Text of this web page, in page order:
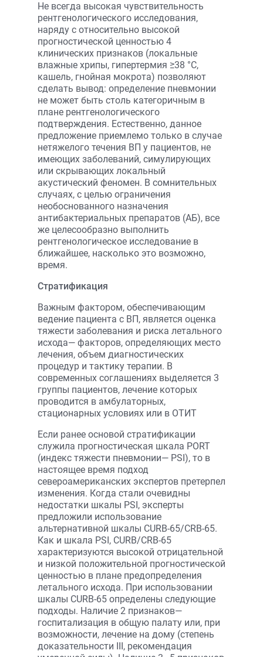
Не всегда высокая чувствительность
рентгенологического исследования,
наряду с относительно высокой
прогностической ценностью 4
клинических признаков (локальные
влажные хрипы, гипертермия ≥38 °С,
кашель, гнойная мокрота) позволяют
сделать вывод: определение пневмонии
не может быть столь категоричным в
плане рентгенологического
подтверждения. Естественно, данное
предложение приемлемо только в случае
нетяжелого течения ВП у пациентов, не
имеющих заболеваний, симулирующих
или скрывающих локальный
акустический феномен. В сомнительных
случаях, с целью ограничения
необоснованного назначения
антибактериальных препаратов (АБ), все
же целесообразно выполнить
рентгенологическое исследование в
ближайшее, насколько это возможно,
время.
Стратификация
Важным фактором, обеспечивающим
ведение пациента с ВП, является оценка
тяжести заболевания и риска летального
исхода— факторов, определяющих место
лечения, объем диагностических
процедур и тактику терапии. В
современных соглашениях выделяется 3
группы пациентов, лечение которых
проводится в амбулаторных,
стационарных условиях или в ОТИТ
Если ранее основой стратификации
служила прогностическая шкала PORT
(индекс тяжести пневмонии— PSI), то в
настоящее время подход
североамериканских экспертов претерпел
изменения. Когда стали очевидны
недостатки шкалы PSI, эксперты
предложили использование
альтернативной шкалы CURB-65/CRB-65.
Как и шкала PSI, CURB/CRB-65
характеризуются высокой отрицательной
и низкой положительной прогностической
ценностью в плане предопределения
летального исхода. При использовании
шкалы CURB-65 определены следующие
подходы. Наличие 2 признаков—
госпитализация в общую палату или, при
возможности, лечение на дому (степень
доказательности III, рекомендация